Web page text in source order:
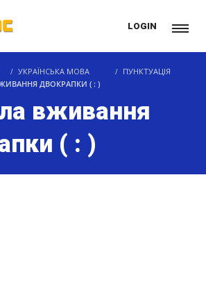
LOGIN
УКРАЇНСЬКА МОВА
ПУНКТУАЦІЯ
ДВОКРАПКИ ( : )
вживання
( : )